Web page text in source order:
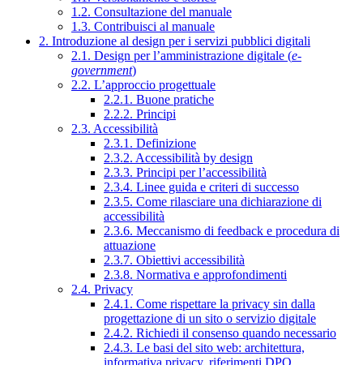
1.2. Consultazione del manuale
1.3. Contribuisci al manuale
2. Introduzione al design per i servizi pubblici digitali
2.1. Design per l’amministrazione digitale (e-
government)
2.2. L’approccio progettuale
2.2.1. Buone pratiche
2.2.2. Principi
2.3. Accessibilità
2.3.1. Definizione
2.3.2. Accessibilità by design
2.3.3. Principi per l’accessibilità
2.3.4. Linee guida e criteri di successo
2.3.5. Come rilasciare una dichiarazione di
accessibilità
2.3.6. Meccanismo di feedback e procedura di
attuazione
2.3.7. Obiettivi accessibilità
2.3.8. Normativa e approfondimenti
2.4. Privacy
2.4.1. Come rispettare la privacy sin dalla
progettazione di un sito o servizio digitale
2.4.2. Richiedi il consenso quando necessario
2.4.3. Le basi del sito web: architettura,
informativa privacy, riferimenti DPO